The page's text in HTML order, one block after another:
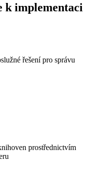
k implementaci
řešení pro správu
prostřednictvím